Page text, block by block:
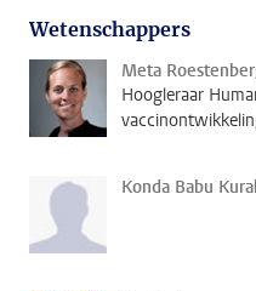
Wetenschappers
Meta
Hoogleraar
Konda Babu